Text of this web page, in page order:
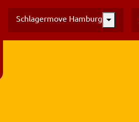
Schlagermove Hamburg